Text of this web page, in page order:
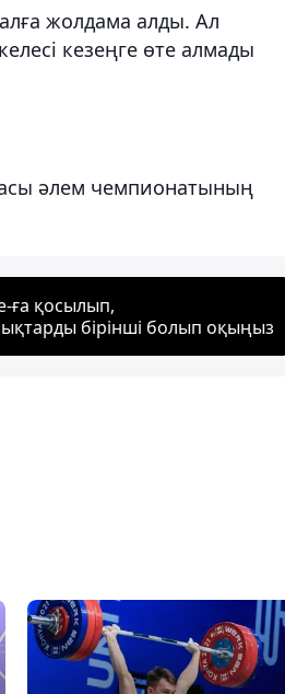
жолдама алды. Ал
кезеңге өте алмады
әлем чемпионатының
ға қосылып,
бірінші болып оқыңыз